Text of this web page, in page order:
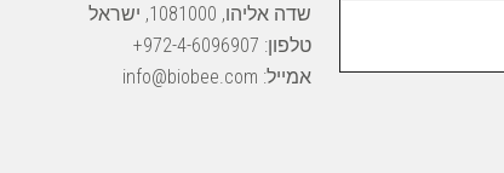
שדה אליהו, 1081000, ישראל
טלפון: 972-4-6096907+
אמייל: info@biobee.com